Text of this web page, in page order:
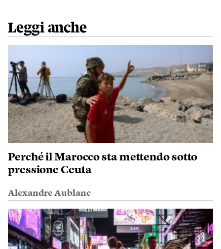
Leggi anche
Perché il Marocco sta mettendo sotto
pressione Ceuta
Alexandre Aublanc